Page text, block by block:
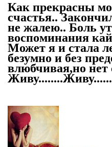
Как прекрасны
счастья..
не жалею.. Боль
воспоминания
Может я и стала
безумно и без
влюбчивая,но нет